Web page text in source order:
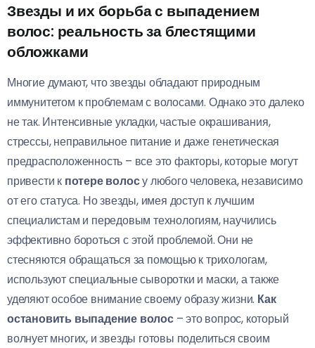
Звезды и их борьба с выпадением
волос: реальность за блестящими
обложками
Многие думают, что звезды обладают природным
иммунитетом к проблемам с волосами. Однако это далеко
не так. Интенсивные укладки, частые окрашивания,
стрессы, неправильное питание и даже генетическая
предрасположенность – все это факторы, которые могут
привести к потере волосу любого человека, независимо
от его статуса. Но звезды, имея доступ к лучшим
специалистам и передовым технологиям, научились
эффективно бороться с этой проблемой. Они не
стесняются обращаться за помощью к трихологам,
используют специальные сыворотки и маски, а также
уделяют особое внимание своему образу жизни. Как
остановить выпадение волос– это вопрос, который
волнует многих, и звезды готовы поделиться своим